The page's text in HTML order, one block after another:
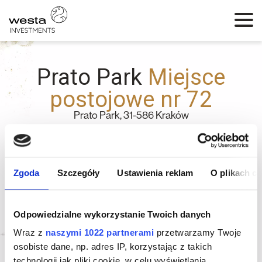
Zgoda Szczegóły Ustawienia reklam O plikach
Odpowiedzialne wykorzystanie Twoich danych
Wraz z naszymi 1022 partnerami przetwarzamy Twoje
osobiste dane, np. adres IP, korzystając z takich
Prato Park Miejsce
postojowe nr 72
Prato Park, 31-586 Kraków
72 -1
Metraż
m2
Status
Sprzedane